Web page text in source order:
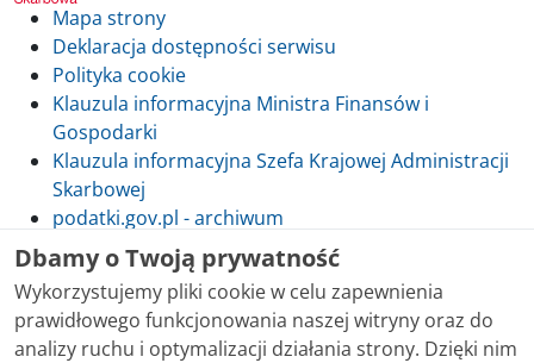
Mapa strony
Deklaracja dostępności serwisu
Polityka cookie
Klauzula informacyjna Ministra Finansów i
Gospodarki
Klauzula informacyjna Szefa Krajowej Administracji
Skarbowej
podatki.gov.pl - archiwum
Skontaktuj się z nami
Dbamy o Twoją prywatność
Wykorzystujemy pliki cookie w celu zapewnienia
prawidłowego funkcjonowania naszej witryny oraz do
analizy ruchu i optymalizacji działania strony. Dzięki nim